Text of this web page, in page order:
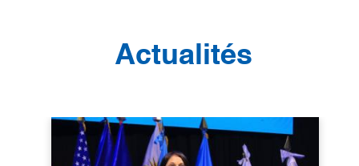
Actualités